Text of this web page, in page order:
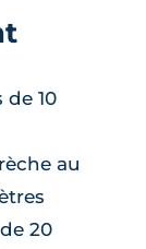
10
au
20